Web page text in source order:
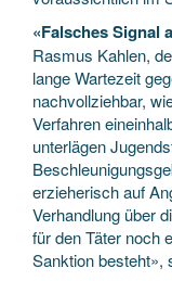
«Falsches Signal
Rasmus Kahlen,
lange Wartezeit
nachvollziehbar,
Verfahren
unterlägen
erzieherisch auf
Verhandlung über
für den Täter noch
Sanktion besteht»,